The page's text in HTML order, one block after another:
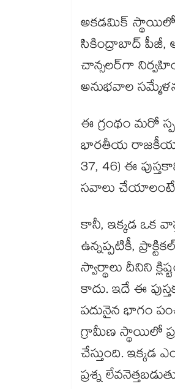
అకడమిక్
సికింద్రాబాద్ పీజీ,
చాన్సలర్‌గా
అనుభవాల
ఈ గ్రంథం మరో
భారతీయ
37, 46) ఈ
సవాలు చేయాలంటే
కానీ, ఇక్కడ ఒక
ఉన్నప్పటికీ,
స్వార్థాలు దీనిని
కాదు. ఇదే ఈ
పదునైన భాగం
గ్రామీణ స్థాయిలో
చేస్తుంది. ఇక్కడ
ప్రశ్న